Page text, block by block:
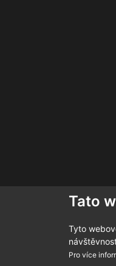
Tato
Tyto
Pro více